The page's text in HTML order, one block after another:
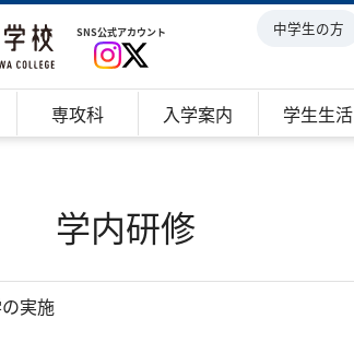
SNS公式アカウント
専攻科 入学案内 学生生活
中学生の方
学内研修
実施